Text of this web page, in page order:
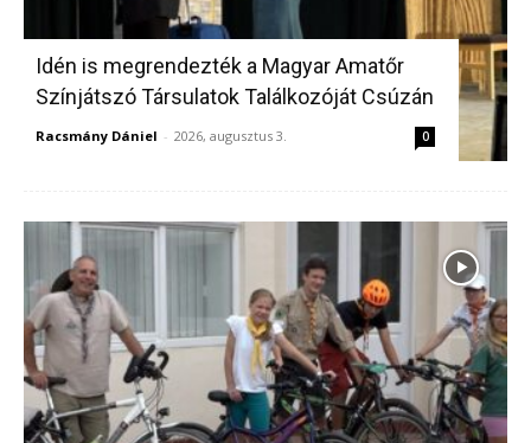
Idén is megrendezték a Magyar Amatőr
Színjátszó Társulatok Találkozóját Csúzán
Racsmány Dániel - 2026, augusztus 3. 0